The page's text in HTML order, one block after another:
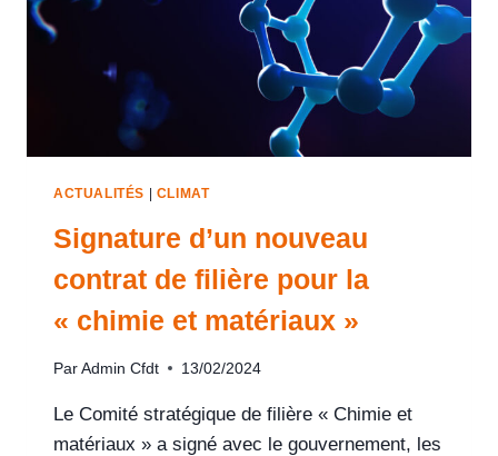
ACTUALITÉS CLIMAT
Signature d’un nouveau
contrat de filière pour la
« chimie et matériaux »
Par Admin Cfdt 13/02/2024
Le Comité stratégique de filière « Chimie et
matériaux » a signé avec le gouvernement, les